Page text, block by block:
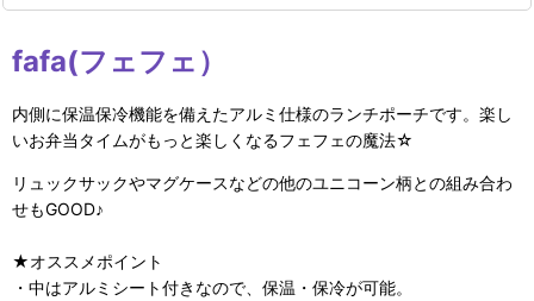
fafa(フェフェ）
内側に保温保冷機能を備えたアルミ仕様のランチポーチです。楽し
いお弁当タイムがもっと楽しくなるフェフェの魔法☆
リュックサックやマグケースなどの他のユニコーン柄との組み合わ
せもGOOD♪
★オススメポイント
・中はアルミシート付きなので、保温・保冷が可能。